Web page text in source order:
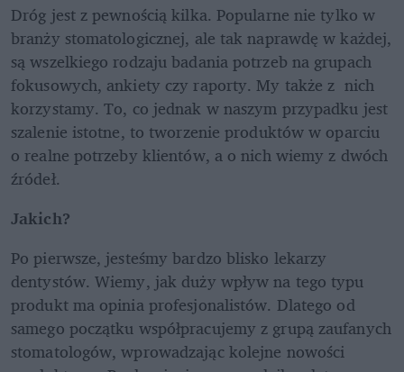
Dróg jest z pewnością kilka. Popularne nie tylko w
branży stomatologicznej, ale tak naprawdę w każdej,
są wszelkiego rodzaju badania potrzeb na grupach
fokusowych, ankiety czy raporty. My także z  nich
korzystamy. To, co jednak w naszym przypadku jest
szalenie istotne, to tworzenie produktów w oparciu
o realne potrzeby klientów, a o nich wiemy z dwóch
źródeł.
Jakich?
Po pierwsze, jesteśmy bardzo blisko lekarzy
dentystów. Wiemy, jak duży wpływ na tego typu
produkt ma opinia profesjonalistów. Dlatego od
samego początku współpracujemy z grupą zaufanych
stomatologów, wprowadzając kolejne nowości